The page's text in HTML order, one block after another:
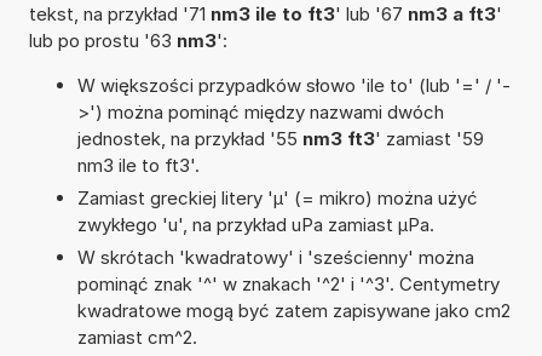
tekst, na przykład '71 nm3 ile to ft3' lub '67 nm3 a ft3'
lub po prostu '63 nm3':
W większości przypadków słowo 'ile to' (lub '=' / '-
>') można pominąć między nazwami dwóch
jednostek, na przykład '55 nm3 ft3' zamiast '59
nm3 ile to ft3'.
Zamiast greckiej litery 'µ' (= mikro) można użyć
zwykłego 'u', na przykład uPa zamiast µPa.
W skrótach 'kwadratowy' i 'sześcienny' można
pominąć znak '^' w znakach '^2' i '^3'. Centymetry
kwadratowe mogą być zatem zapisywane jako cm2
zamiast cm^2.